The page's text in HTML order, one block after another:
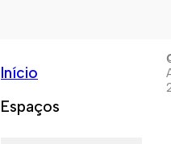
Início
Espaços